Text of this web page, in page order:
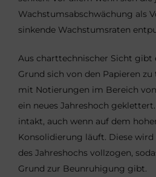
Wachstumsabschwächung als
sinkende Wachstumsraten
Aus charttechnischer Sicht gibt
Grund sich von den Papieren
mit Notierungen im Bereich
ein neues Jahreshoch
intakt, auch wenn auf dem
Konsolidierung läuft. Diese
des Jahreshochs vollzogen,
Grund zur Beunruhigung gibt.